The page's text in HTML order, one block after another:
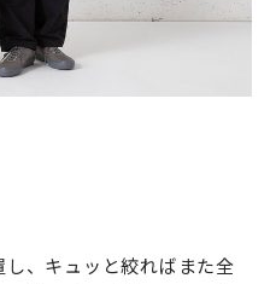
、キュッと絞ればまた全